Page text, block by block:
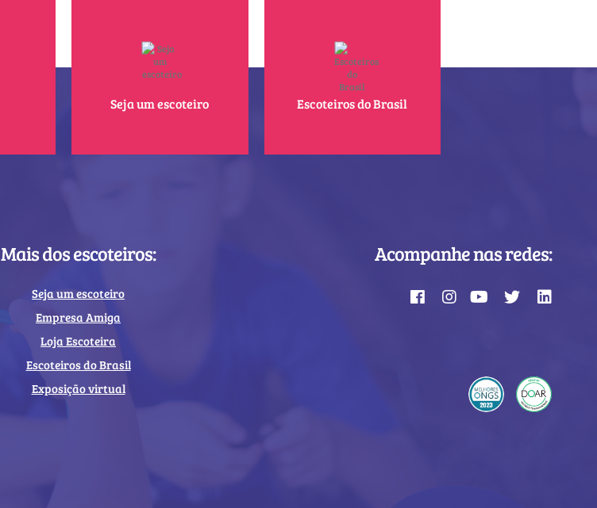
Seja um escoteiro Escoteiros do Brasil
Mais dos escoteiros:
Seja um escoteiro
Empresa Amiga
Loja Escoteira
Escoteiros do Brasil
Exposição virtual
Acompanhe nas redes: